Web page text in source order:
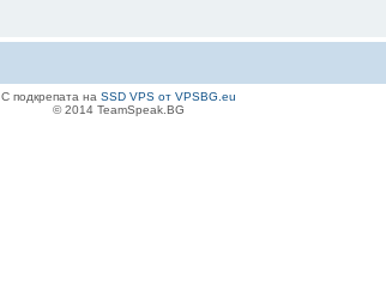
С подкрепата на SSD VPS от VPSBG.eu
© 2014 TeamSpeak.BG